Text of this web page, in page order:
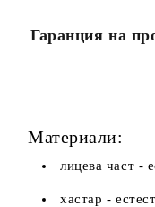
Гаранция на
Материали:
лицева част -
хастар -